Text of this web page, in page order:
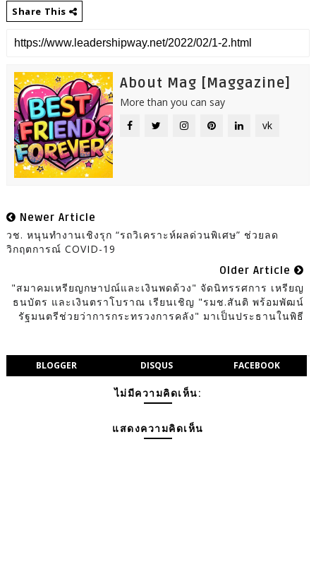
Share This
About Mag [Maggazine]
More than you can say
vk
Newer Article
วช. หนุนทำงานเชิงรุก “รถวิเคราะห์ผลด่วนพิเศษ” ช่วยลด
วิกฤตการณ์ COVID-19
Older Article
"สมาคมเหรียญกษาปณ์และเงินพดด้วง" จัดนิทรรศการ เหรียญ
ธนบัตร และเงินตราโบราณ เรียนเชิญ "รมช.สันติ พร้อมพัฒน์
รัฐมนตรีช่วยว่าการกระทรวงการคลัง" มาเป็นประธานในพิธี
BLOGGER DISQUS FACEBOOK
ไม่มีความคิดเห็น:
แสดงความคิดเห็น